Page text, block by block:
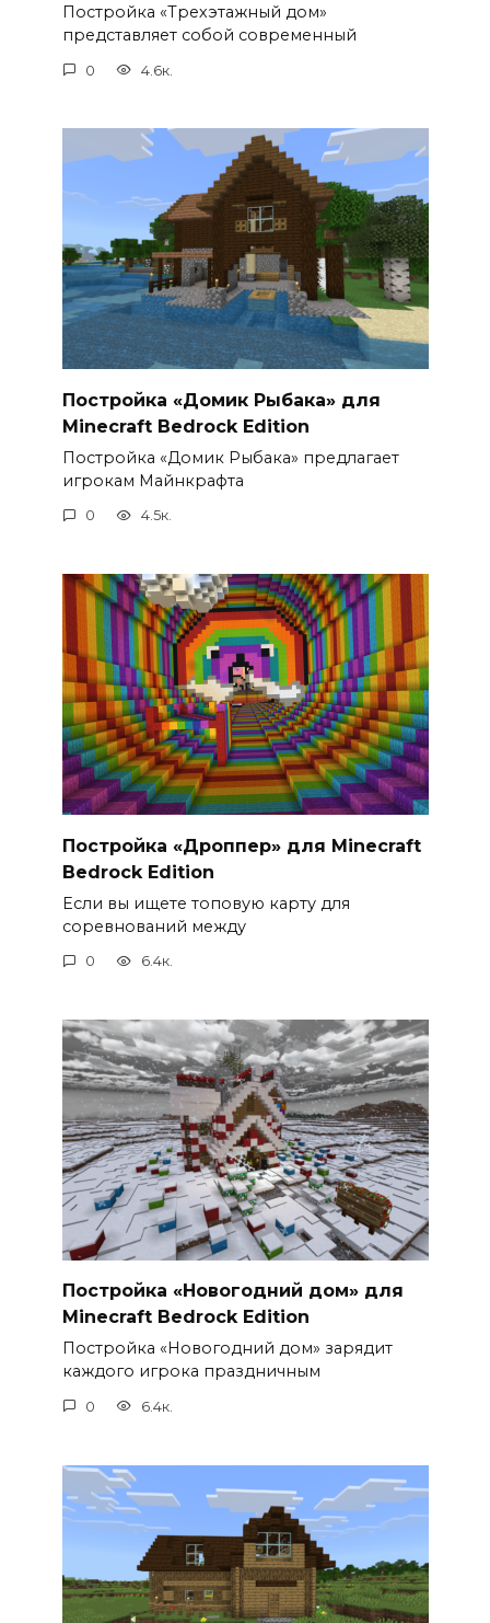
Постройка «Трехэтажный дом»
представляет собой современный
0 4.6к.
Постройка «Домик Рыбака» для
Minecraft Bedrock Edition
Постройка «Домик Рыбака» предлагает
игрокам Майнкрафта
0 4.5к.
Постройка «Дроппер» для Minecraft
Bedrock Edition
Если вы ищете топовую карту для
соревнований между
0 6.4к.
Постройка «Новогодний дом» для
Minecraft Bedrock Edition
Постройка «Новогодний дом» зарядит
каждого игрока праздничным
0 6.4к.